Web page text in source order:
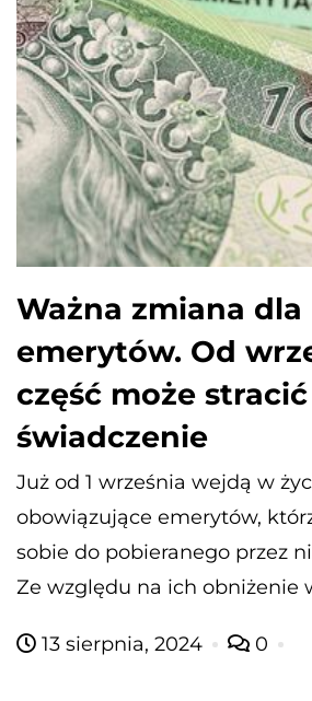
Ważna zmiana dla
emerytów. Od
część może stracić
świadczenie
Już od 1 września wejdą w
obowiązujące emerytów,
sobie do pobieranego przez
Ze względu na ich obniżenie
13 sierpnia, 2024 0